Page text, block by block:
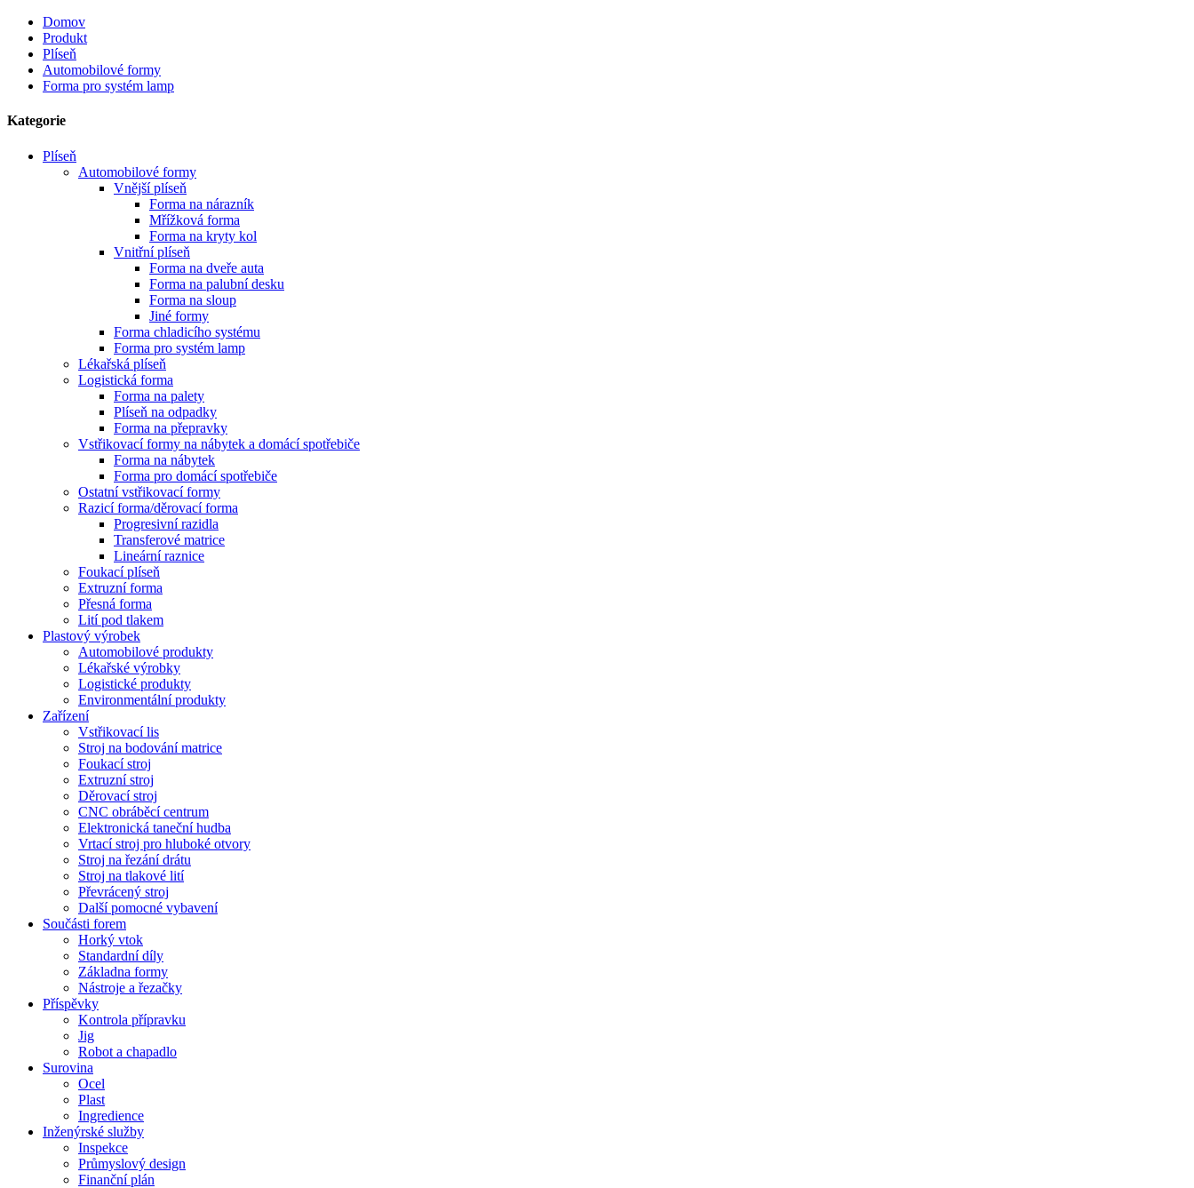
Domov
Produkt
Plíseň
Automobilové formy
Forma pro systém lamp
Kategorie
Plíseň
Automobilové formy
Vnější plíseň
Forma na nárazník
Mřížková forma
Forma na kryty kol
Vnitřní plíseň
Forma na dveře auta
Forma na palubní desku
Forma na sloup
Jiné formy
Forma chladicího systému
Forma pro systém lamp
Lékařská plíseň
Logistická forma
Forma na palety
Plíseň na odpadky
Forma na přepravky
Vstřikovací formy na nábytek a domácí spotřebiče
Forma na nábytek
Forma pro domácí spotřebiče
Ostatní vstřikovací formy
Razicí forma/děrovací forma
Progresivní razidla
Transferové matrice
Lineární raznice
Foukací plíseň
Extruzní forma
Přesná forma
Lití pod tlakem
Plastový výrobek
Automobilové produkty
Lékařské výrobky
Logistické produkty
Environmentální produkty
Zařízení
Vstřikovací lis
Stroj na bodování matrice
Foukací stroj
Extruzní stroj
Děrovací stroj
CNC obráběcí centrum
Elektronická taneční hudba
Vrtací stroj pro hluboké otvory
Stroj na řezání drátu
Stroj na tlakové lití
Převrácený stroj
Další pomocné vybavení
Součásti forem
Horký vtok
Standardní díly
Základna formy
Nástroje a řezačky
Příspěvky
Kontrola přípravku
Jig
Robot a chapadlo
Surovina
Ocel
Plast
Ingredience
Inženýrské služby
Inspekce
Průmyslový design
Finanční plán